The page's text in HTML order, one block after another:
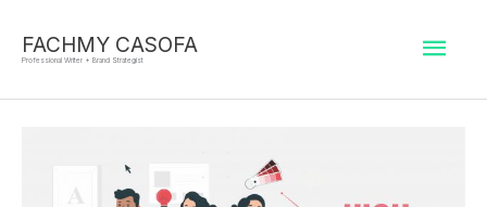
FACHMY CASOFA
Professional Writer + Brand Strategist